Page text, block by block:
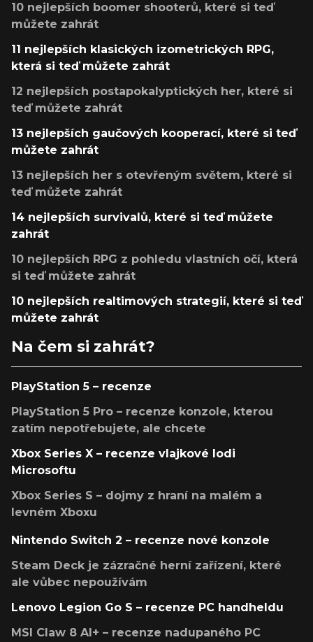
10 nejlepších boomer shooterů, které si teď
můžete zahrát
11 nejlepších klasických izometrických RPG,
která si teď můžete zahrát
12 nejlepších postapokalyptických her, které si
teď můžete zahrát
13 nejlepších gaučových kooperací, které si teď
můžete zahrát
13 nejlepších her s otevřeným světem, které si
teď můžete zahrát
14 nejlepších survivalů, které si teď můžete
zahrát
10 nejlepších RPG z pohledu vlastních očí, která
si teď můžete zahrát
10 nejlepších realtimových strategií, které si teď
můžete zahrát
Na čem si zahrát?
PlayStation 5 – recenze
PlayStation 5 Pro – recenze konzole, kterou
zatím nepotřebujete, ale chcete
Xbox Series X – recenze vlajkové lodi
Microsoftu
Xbox Series S – dojmy z hraní na malém a
levném Xboxu
Nintendo Switch 2 – recenze nové konzole
Steam Deck je zázračné herní zařízení, které
ale vůbec nepoužívám
Lenovo Legion Go S – recenze PC handheldu
MSI Claw 8 AI+ – recenze nadupaného PC